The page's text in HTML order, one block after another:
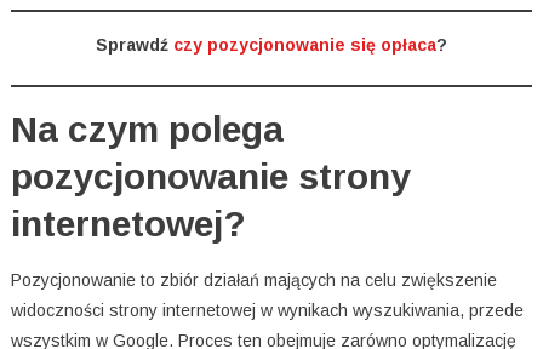
Sprawdź czy pozycjonowanie się opłaca?
Na czym polega
pozycjonowanie strony
internetowej?
Pozycjonowanie to zbiór działań mających na celu zwiększenie
widoczności strony internetowej w wynikach wyszukiwania, przede
wszystkim w Google. Proces ten obejmuje zarówno optymalizację